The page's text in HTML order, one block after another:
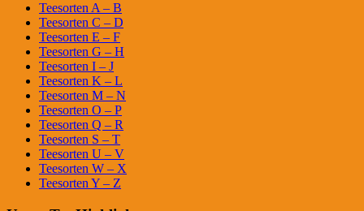
Teesorten A – B
Teesorten C – D
Teesorten E – F
Teesorten G – H
Teesorten I – J
Teesorten K – L
Teesorten M – N
Teesorten O – P
Teesorten Q – R
Teesorten S – T
Teesorten U – V
Teesorten W – X
Teesorten Y – Z